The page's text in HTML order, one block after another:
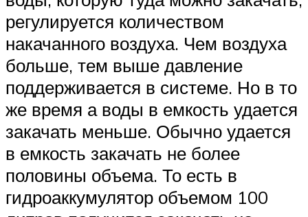
регулируется количеством
накачанного воздуха. Чем воздуха
больше, тем выше давление
поддерживается в системе. Но в то
же время а воды в емкость удается
закачать меньше. Обычно удается
в емкость закачать не более
половины объема. То есть в
гидроаккумулятор объемом 100